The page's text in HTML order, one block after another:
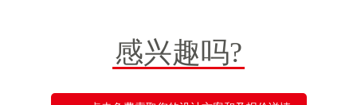
感兴趣吗?